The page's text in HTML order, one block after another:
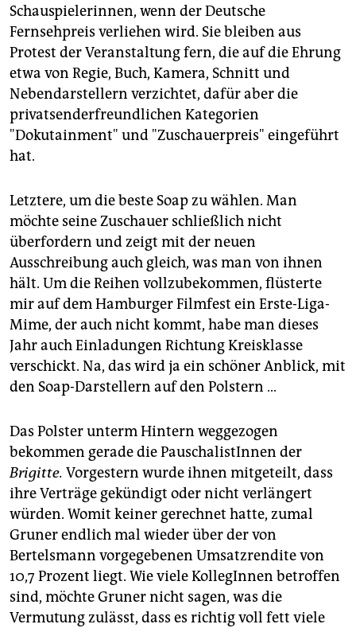
Schauspielerinnen, wenn der Deutsche
Fernsehpreis verliehen wird. Sie bleiben aus
Protest der Veranstaltung fern, die auf die Ehrung
etwa von Regie, Buch, Kamera, Schnitt und
Nebendarstellern verzichtet, dafür aber die
privatsenderfreundlichen Kategorien
"Dokutainment" und "Zuschauerpreis" eingeführt
hat.
Letztere, um die beste Soap zu wählen. Man
möchte seine Zuschauer schließlich nicht
überfordern und zeigt mit der neuen
Ausschreibung auch gleich, was man von ihnen
hält. Um die Reihen vollzubekommen, flüsterte
mir auf dem Hamburger Filmfest ein Erste-Liga-
Mime, der auch nicht kommt, habe man dieses
Jahr auch Einladungen Richtung Kreisklasse
verschickt. Na, das wird ja ein schöner Anblick, mit
den Soap-Darstellern auf den Polstern …
Das Polster unterm Hintern weggezogen
bekommen gerade die PauschalistInnen der
Brigitte. Vorgestern wurde ihnen mitgeteilt, dass
ihre Verträge gekündigt oder nicht verlängert
würden. Womit keiner gerechnet hatte, zumal
Gruner endlich mal wieder über der von
Bertelsmann vorgegebenen Umsatzrendite von
10,7 Prozent liegt. Wie viele KollegInnen betroffen
sind, möchte Gruner nicht sagen, was die
Vermutung zulässt, dass es richtig voll fett viele